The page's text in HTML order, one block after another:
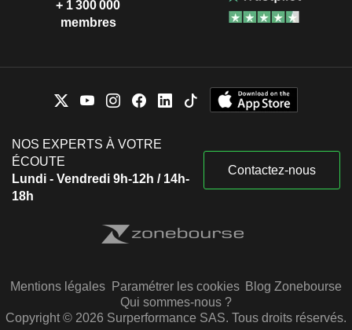
+ 1 300 000
membres
NOS EXPERTS À VOTRE
ÉCOUTE
Lundi - Vendredi 9h-12h / 14h-
18h
Contactez-nous
Mentions légales Paramétrer les cookies Blog Zonebourse
Qui sommes-nous ?
Copyright © 2026 Surperformance SAS. Tous droits réservés.